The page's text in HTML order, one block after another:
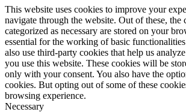
This website uses cookies to improve your
navigate through the website. Out of these, the
categorized as necessary are stored on your
essential for the working of basic
also use third-party cookies that help us
you use this website. These cookies will be
only with your consent. You also have the
cookies. But opting out of some of these
browsing experience.
Necessary